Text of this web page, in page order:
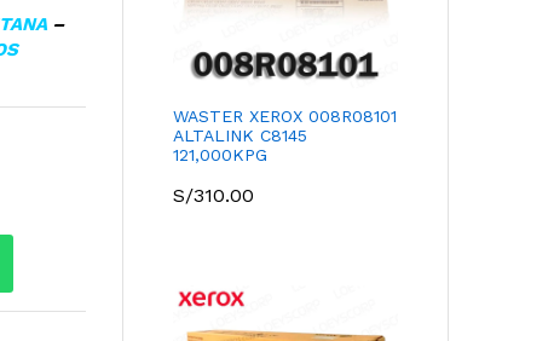
–
WASTER XEROX 008R08101
ALTALINK C8145
121,000KPG
S/310.00